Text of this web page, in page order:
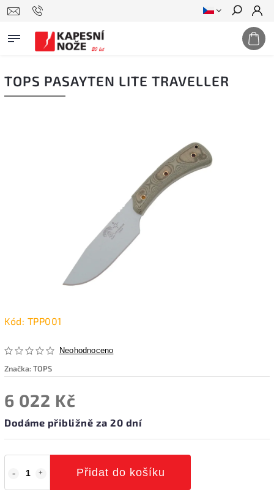
Hledat
TOPS PASAYTEN LITE TRAVELLER
Kód: TPP001
Neohodnoceno
Značka:TOPS
6 022 Kč
Dodáme přibližně za 20 dní
Přidat do košíku